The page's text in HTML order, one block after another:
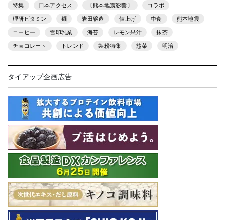
特集 日本アクセス 〔熊本地震影響〕 コラボ
理研ビタミン 麺 岩田醸造 値上げ 中食 熊本地震
コーヒー 雪印乳業 海苔 レモン果汁 抹茶
チョコレート トレンド 製粉特集 惣菜 明治
タイアップ企画広告